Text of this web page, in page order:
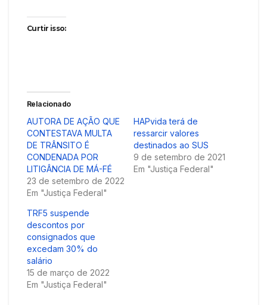
Curtir isso:
Relacionado
AUTORA DE AÇÃO QUE
CONTESTAVA MULTA
DE TRÂNSITO É
CONDENADA POR
LITIGÂNCIA DE MÁ-FÉ
23 de setembro de 2022
Em "Justiça Federal"
HAPvida terá de
ressarcir valores
destinados ao SUS
9 de setembro de 2021
Em "Justiça Federal"
TRF5 suspende
descontos por
consignados que
excedam 30% do
salário
15 de março de 2022
Em "Justiça Federal"